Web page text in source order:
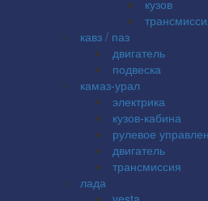
кузов
кавз / паз
двигатель
подвеска
камаз-урал
электрика
кузов-кабина
рулевое
двигатель
трансмиссия
лада